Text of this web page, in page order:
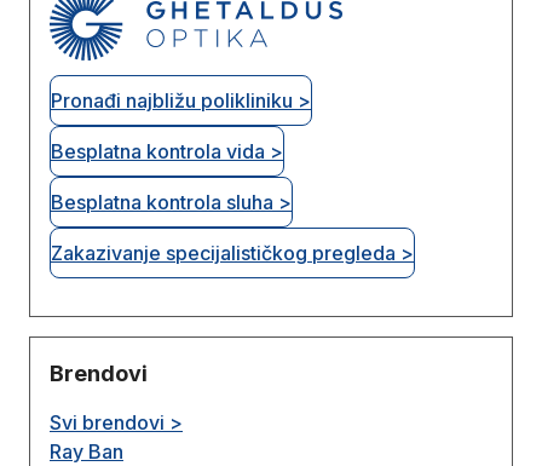
Pronađi najbližu polikliniku >
Besplatna kontrola vida >
Besplatna kontrola sluha >
Zakazivanje specijalističkog pregleda >
Brendovi
Svi brendovi >
Ray Ban